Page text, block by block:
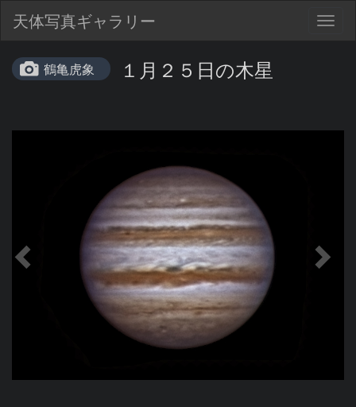
天体写真ギャラリー
鶴亀虎象 １月２５日の木星